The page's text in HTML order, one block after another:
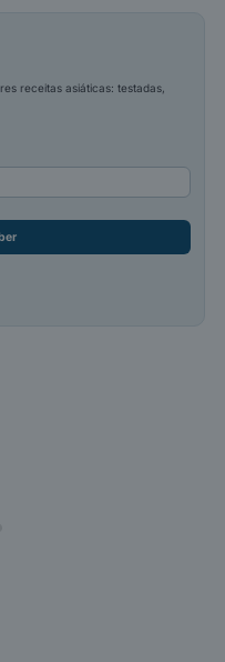
receitas asiáticas: testadas,